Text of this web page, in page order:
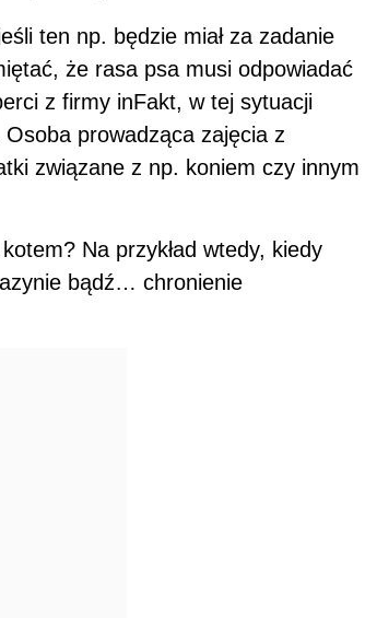
ten np. będzie miał za zadanie
że rasa psa musi odpowiadać
z firmy inFakt, w tej sytuacji
prowadząca zajęcia z
związane z np. koniem czy innym
Na przykład wtedy, kiedy
bądź… chronienie